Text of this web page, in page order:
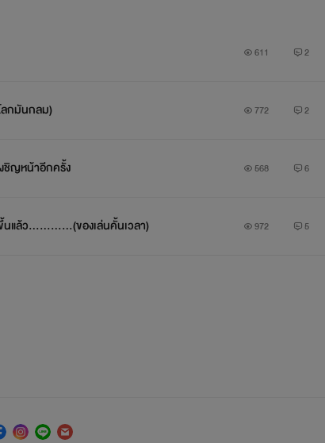
611 2
ลกมันกลม) 772 2
ชิญหน้าอีกครั้ง 568 6
นแล้ว............(ของเล่นคั้นเวลา) 972 5